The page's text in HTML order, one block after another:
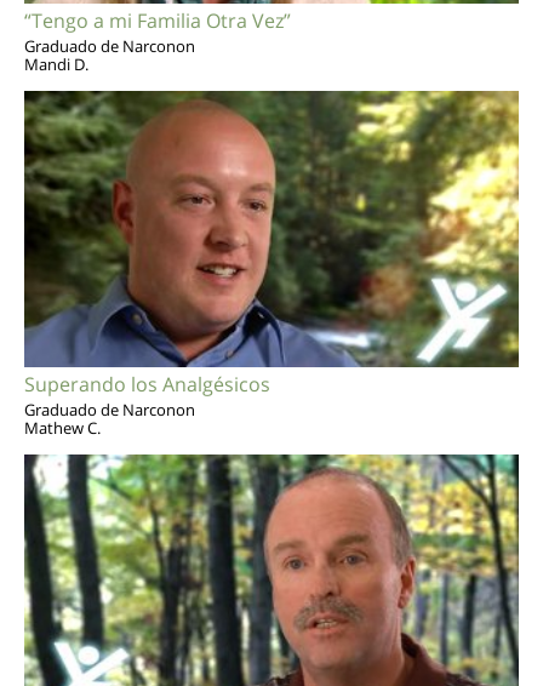
“Tengo a mi Familia Otra Vez”
Graduado de Narconon
Mandi D.
Superando los Analgésicos
Graduado de Narconon
Mathew C.